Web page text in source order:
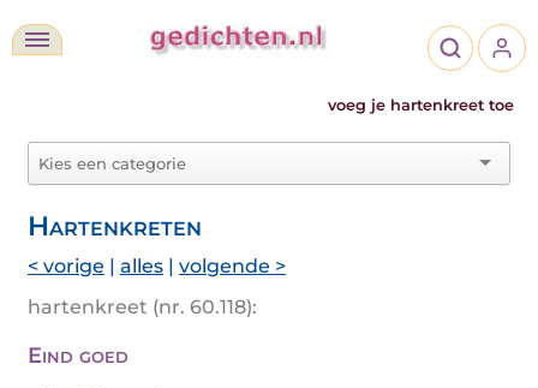
voeg je hartenkreet toe
Hartenkreten
< vorige | alles | volgende >
hartenkreet (nr. 60.118):
Eind goed